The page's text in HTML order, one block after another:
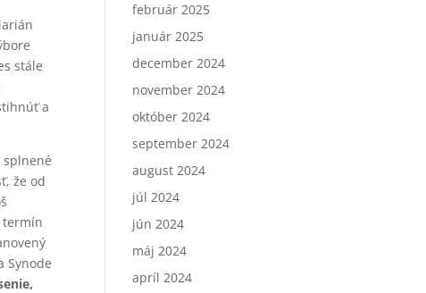
stále
a
splnené
že od
termín
Synode
február 2025
január 2025
december 2024
november 2024
október 2024
september 2024
august 2024
júl 2024
jún 2024
máj 2024
apríl 2024